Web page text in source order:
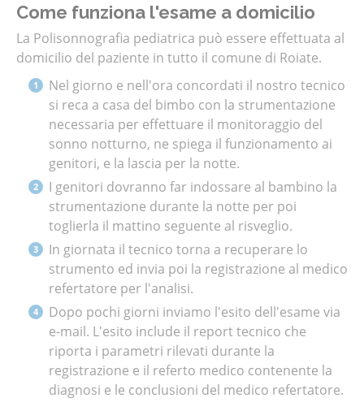
Come funziona l'esame a domicilio
La Polisonnografia pediatrica può essere effettuata al
domicilio del paziente in tutto il comune di Roiate.
Nel giorno e nell'ora concordati il nostro tecnico
si reca a casa del bimbo con la strumentazione
necessaria per effettuare il monitoraggio del
sonno notturno, ne spiega il funzionamento ai
genitori, e la lascia per la notte.
I genitori dovranno far indossare al bambino la
strumentazione durante la notte per poi
toglierla il mattino seguente al risveglio.
In giornata il tecnico torna a recuperare lo
strumento ed invia poi la registrazione al medico
refertatore per l'analisi.
Dopo pochi giorni inviamo l'esito dell'esame via
e-mail. L'esito include il report tecnico che
riporta i parametri rilevati durante la
registrazione e il referto medico contenente la
diagnosi e le conclusioni del medico refertatore.